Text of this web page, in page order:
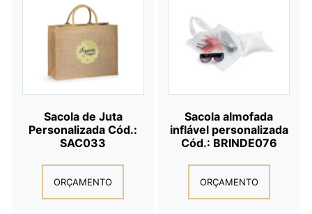
Sacola de Juta
Personalizada Cód.:
SAC033
ORÇAMENTO
Sacola almofada
inflável personalizada
Cód.: BRINDE076
ORÇAMENTO